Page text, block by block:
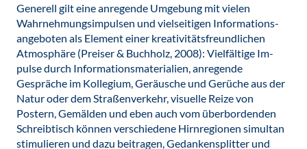
Generell gilt eine anregende Umgebung mit vielen
Wahrnehmungsimpulsen und vielseitigen Informations-
angeboten als Element einer kreativitätsfreundlichen
Atmosphäre (Preiser & Buchholz, 2008): Vielfältige Im-
pulse durch Informationsmaterialien, anregende
Gespräche im Kollegium, Geräusche und Gerüche aus der
Natur oder dem Straßenverkehr, visuelle Reize von
Postern, Gemälden und eben auch vom überbordenden
Schreibtisch können verschiedene Hirnregionen simultan
stimulieren und dazu beitragen, Gedankensplitter und